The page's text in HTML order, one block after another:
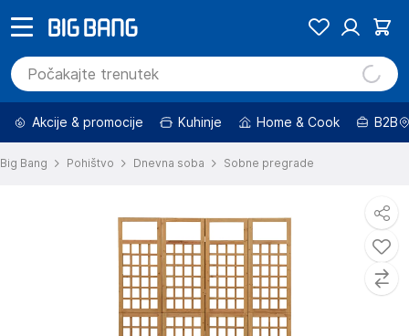
Akcije & promocije Kuhinje Home & Cook B2B
Big Bang Pohištvo Dnevna soba Sobne pregrade